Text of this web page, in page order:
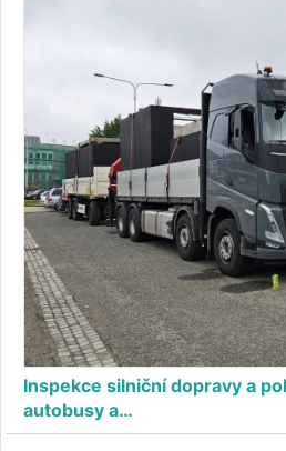
Inspekce silniční dopravy a
autobusy a…